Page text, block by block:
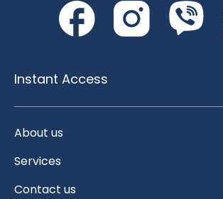
Instant Access
About us
Services
Contact us